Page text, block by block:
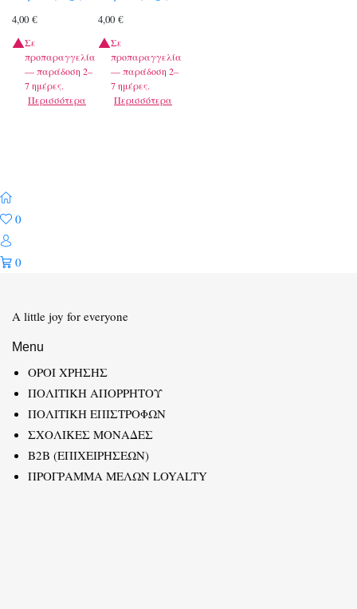
4,00 €
Σε
προπαραγγελία
— παράδοση 2–
7 ημέρες.
Περισσότερα
4,00€
Σε
προπαραγγελία
— παράδοση 2–
7 ημέρες.
Περισσότερα
0
0
A little joy for everyone
Menu
ΟΡΟΙ ΧΡΗΣΗΣ
ΠΟΛΙΤΙΚΗ ΑΠΟΡΡΗΤΟΥ
ΠΟΛΙΤΙΚΗ ΕΠΙΣΤΡΟΦΩΝ
ΣΧΟΛΙΚΕΣ ΜΟΝΑΔΕΣ
B2B (ΕΠΙΧΕΙΡΗΣΕΩΝ)
ΠΡΟΓΡΑΜΜΑ ΜΕΛΩΝ LOYALTY